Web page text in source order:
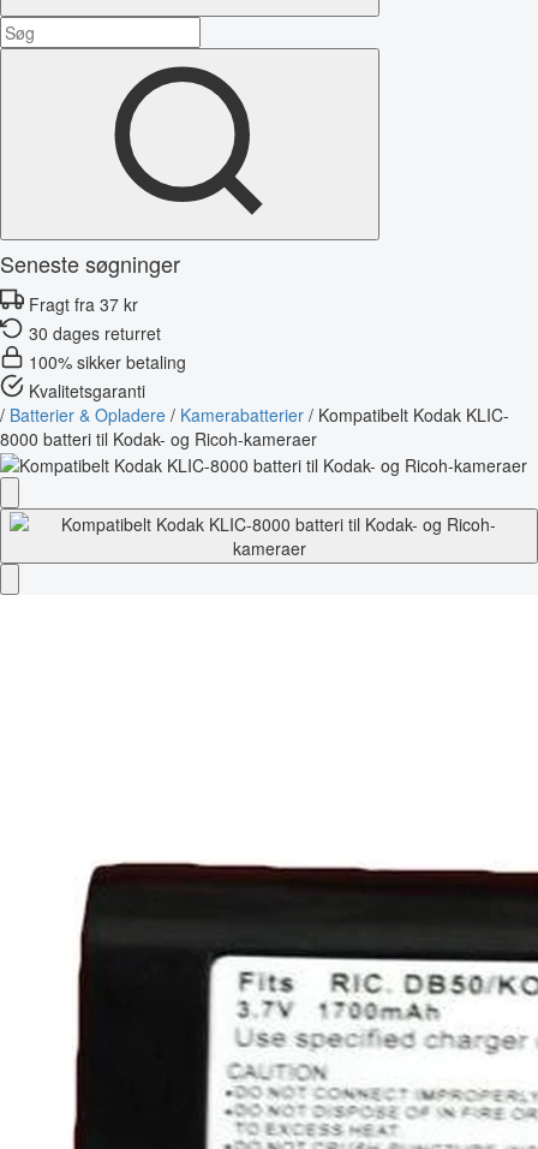
Seneste søgninger
Fragt fra 37 kr
30 dages returret
100% sikker betaling
Kvalitetsgaranti
/ Batterier & Opladere / Kamerabatterier / Kompatibelt Kodak KLIC-
8000 batteri til Kodak- og Ricoh-kameraer